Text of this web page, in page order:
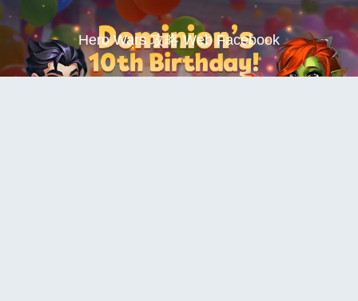
Hero Wars 攻略 Web Facebook